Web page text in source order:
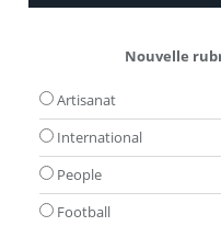
Nouvelle
Artisanat
International
People
Football